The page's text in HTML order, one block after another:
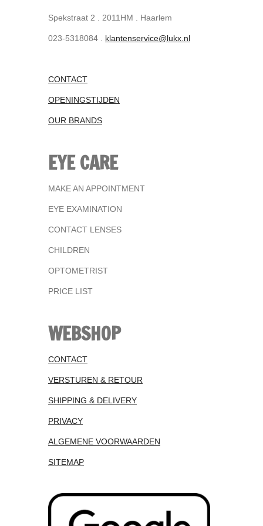
Spekstraat 2 . 2011HM . Haarlem
023-5318084 . klantenservice@lukx.nl
CONTACT
OPENINGSTIJDEN
OUR BRANDS
EYE CARE
MAKE AN APPOINTMENT
EYE EXAMINATION
CONTACT LENSES
CHILDREN
OPTOMETRIST
PRICE LIST
WEBSHOP
CONTACT
VERSTUREN & RETOUR
SHIPPING & DELIVERY
PRIVACY
ALGEMENE VOORWAARDEN
SITEMAP